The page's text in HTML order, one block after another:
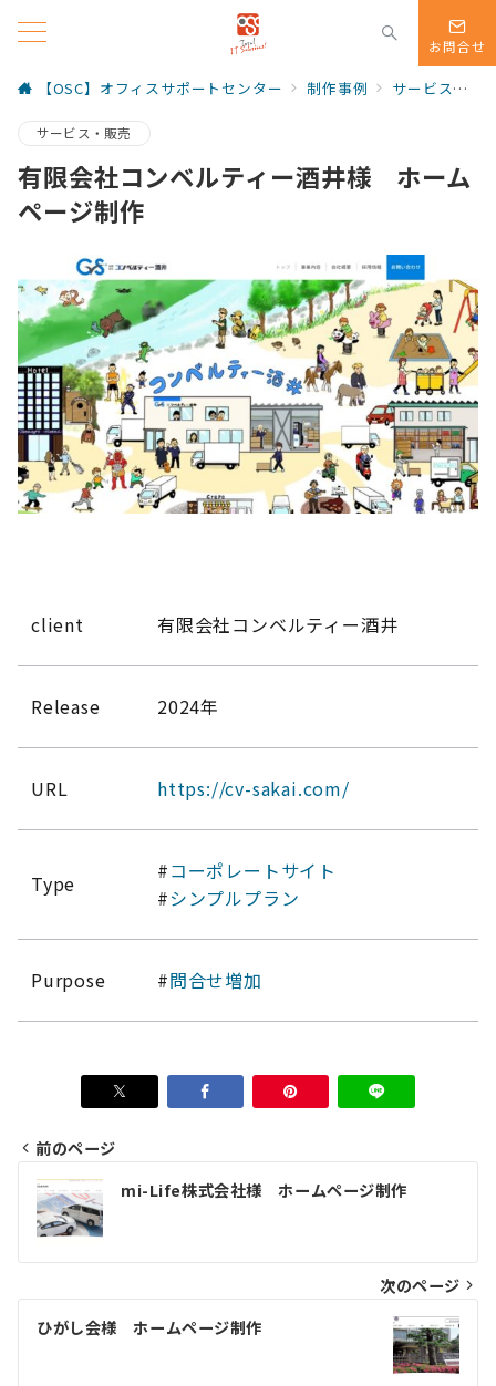
お問合せ
【OSC】オフィスサポートセンター 制作事例 サービス・販売
サービス・販売
有限会社コンベルティー酒井様 ホーム
ページ制作
client 有限会社コンベルティー酒井
Release 2024年
URL https://cv-sakai.com/
Type #コーポレートサイト
#シンプルプラン
Purpose #問合せ増加
投
稿
ナ
ビ
ゲ
前のページ
mi-Life株式会社様 ホームページ制作
次のページ
ひがし会様 ホームページ制作